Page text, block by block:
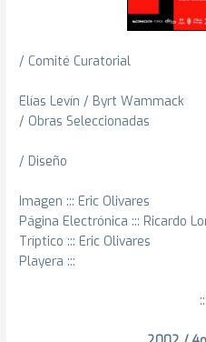
/ Comité Curatorial
Elías Levín / Byrt Wammack
/ Obras Seleccionadas
/ Diseño
Imagen ::: Eric Olivares
Página Electrónica ::: Ricardo
Tríptico ::: Eric Olivares
Playera :::
:::